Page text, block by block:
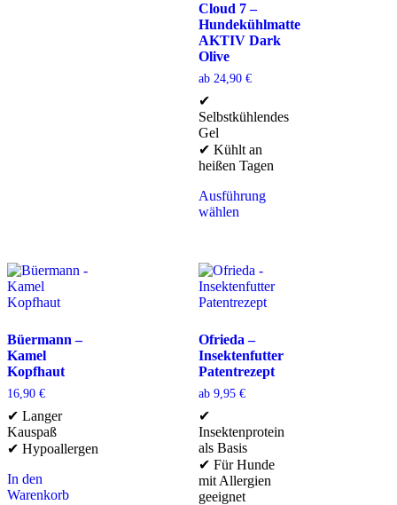
Cloud 7 –
Hundekühlmatte
AKTIV Dark
Olive
ab 24,90 €
✔
Selbstkühlendes
Gel
✔ Kühlt an
heißen Tagen
Ausführung
wählen
Büermann –
Kamel
Kopfhaut
16,90 €
✔ Langer
Kauspaß
✔ Hypoallergen
In den
Warenkorb
Ofrieda –
Insektenfutter
Patentrezept
ab 9,95 €
✔
Insektenprotein
als Basis
✔ Für Hunde
mit Allergien
geeignet